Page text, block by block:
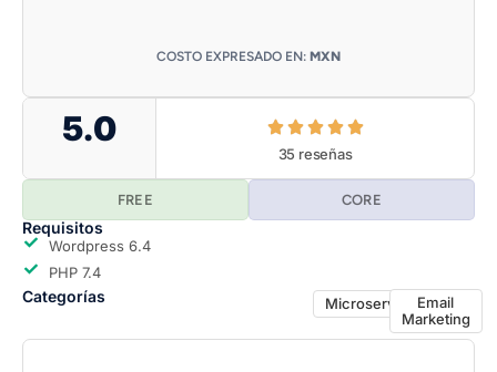
COSTO EXPRESADO EN: MXN
5.0
35 reseñas
FREE CORE
Requisitos
Wordpress 6.4
PHP 7.4
Categorías MicroservicioEmail
Marketing